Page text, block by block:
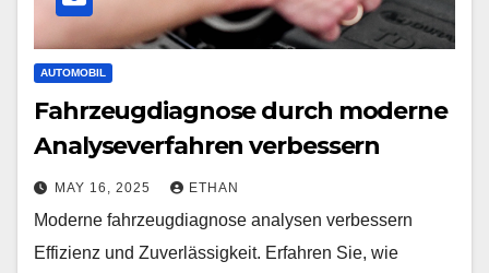
AUTOMOBIL
Fahrzeugdiagnose durch moderne
Analyseverfahren verbessern
MAY 16, 2025 ETHAN
Moderne fahrzeugdiagnose analysen verbessern
Effizienz und Zuverlässigkeit. Erfahren Sie, wie